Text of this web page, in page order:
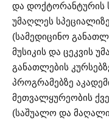
და დოქტორანტურის
უმაღლეს
(სამედიცინო
მუსიკის და ცეკვის
განათლების
პროგრამებზე
მეთვალყურეობის
(საშუალო და